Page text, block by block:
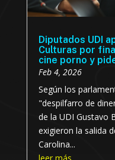
Diputados UDI
Culturas por
cine porno y
Feb 4, 2026
Según los
"despilfarro de
de la UDI Gustavo
exigieron la salida
Carolina...